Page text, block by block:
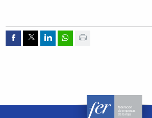
Compartir por Facebook
Compartir por Twitter
Compartir por Linkedin
Compartir por whatsapp
Imprimir